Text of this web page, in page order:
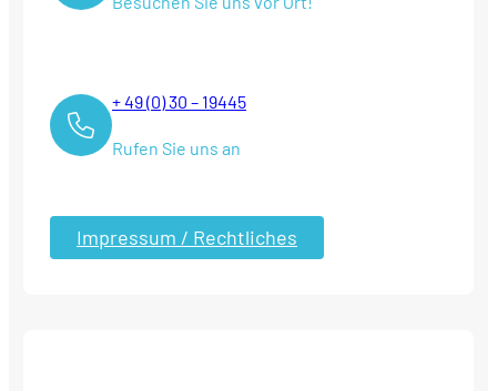
+ 49 (0) 30 – 19445
Rufen Sie uns an
Impressum / Rechtliches